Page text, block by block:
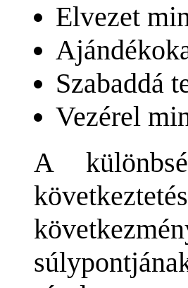
Elvezet
Szabaddá
Vezérel
A